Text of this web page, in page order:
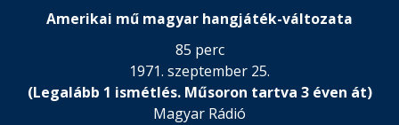
Amerikai mű magyar hangjáték-változata
85 perc
1971. szeptember 25.
(Legalább 1 ismétlés. Műsoron tartva 3 éven át)
Magyar Rádió